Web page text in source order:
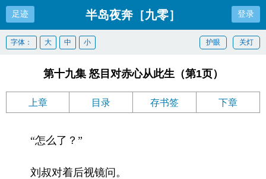
足迹 半岛夜奔［九零］ 登录
关灯
护眼
字体： 大 中 小
第十九集 怒目对赤心从此生（第1页）
上章 目录 存书签 下章
“怎么了？”
刘叔对着后视镜问。